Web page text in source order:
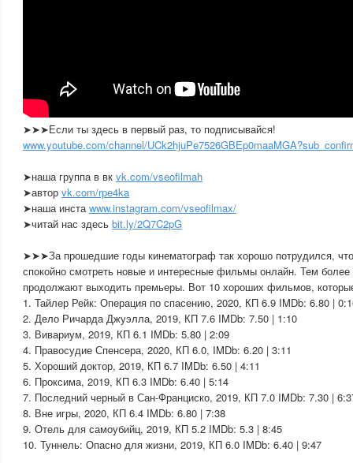
➤➤➤Если ты здесь в первый раз, то подписывайся!
www.youtube.com/channel/
➤наша группа в вк vk.com/vseofilmah
➤автор vk.com/rpe4ka
➤наша инстаwww.instagram.com/vseofilmax/
➤читай нас здесь bit.ly/2Q7C2pG
➤➤➤За прошедшие годы кинематограф так хорошо потрудился,
спокойно смотреть новые и интересные фильмы онлайн. Тем более
продолжают выходить премьеры. Вот 10 хороших фильмов,
1. Тайлер Рейк: Операция по спасению, 2020, КП 6.9 IMDb: 6.80 |
2. Дело Ричарда Джуэлла, 2019, КП 7.6 IMDb: 7.50 | 1:10
3. Вивариум, 2019, КП 6.1 IMDb: 5.80 | 2:09
4. Правосудие Спенсера, 2020, КП 6.0, IMDb: 6.20 | 3:11
5. Хороший доктор, 2019, КП 6.7 IMDb: 6.50 | 4:11
6. Проксима, 2019, КП 6.3 IMDb: 6.40 | 5:14
7. Последний черный в Сан-Франциско, 2019, КП 7.0 IMDb: 7.30 |
8. Вне игры, 2020, КП 6.4 IMDb: 6.80 | 7:38
9. Отель для самоубийц, 2019, КП 5.2 IMDb: 5.3 | 8:45
10. Туннель: Опасно для жизни, 2019, КП 6.0 IMDb: 6.40 | 9:47